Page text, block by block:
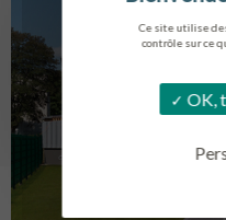
Ce site utilise
contrôle sur ce
OK,